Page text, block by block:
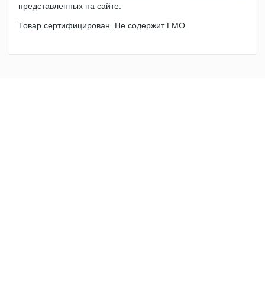
представленных на сайте.
Товар сертифицирован. Не содержит ГМО.